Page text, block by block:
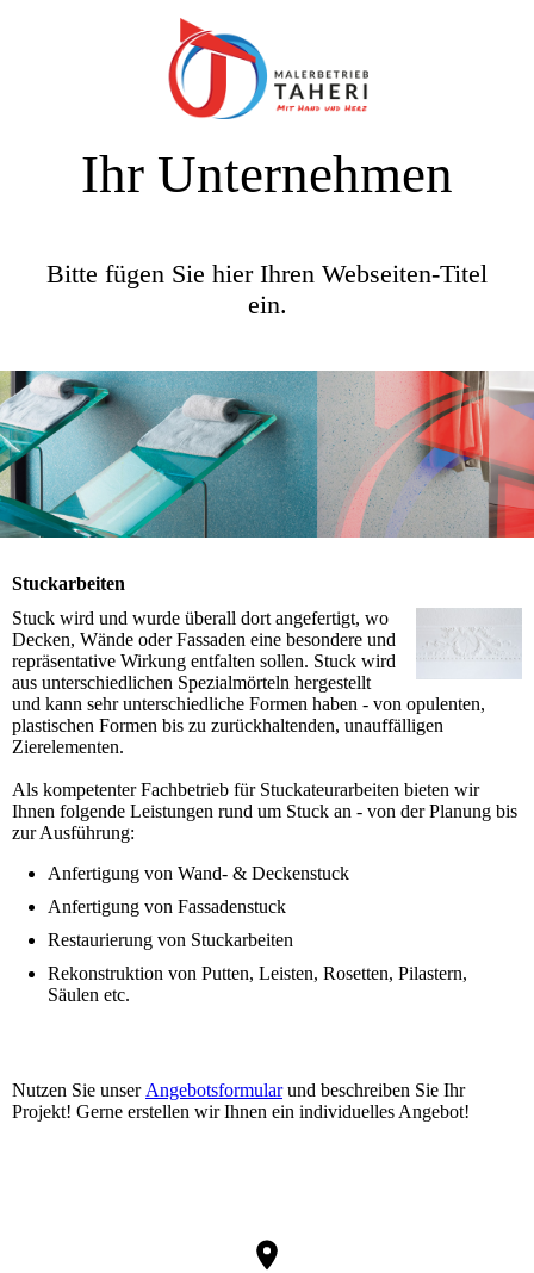
Ihr Unternehmen
Bitte fügen Sie hier Ihren Webseiten-Titel
ein.
Stuckarbeiten
Stuck wird und wurde überall dort angefertigt, wo
Decken, Wände oder Fassaden eine besondere und
repräsentative Wirkung entfalten sollen. Stuck wird
aus unterschiedlichen Spezialmörteln hergestellt
und kann sehr unterschiedliche Formen haben - von opulenten,
plastischen Formen bis zu zurückhaltenden, unauffälligen
Zierelementen.
Als kompetenter Fachbetrieb für Stuckateurarbeiten bieten wir
Ihnen folgende Leistungen rund um Stuck an - von der Planung bis
zur Ausführung:
Anfertigung von Wand- & Deckenstuck
Anfertigung von Fassadenstuck
Restaurierung von Stuckarbeiten
Rekonstruktion von Putten, Leisten, Rosetten, Pilastern,
Säulen etc.
Nutzen Sie unser Angebotsformularund beschreiben Sie Ihr
Projekt! Gerne erstellen wir Ihnen ein individuelles Angebot!